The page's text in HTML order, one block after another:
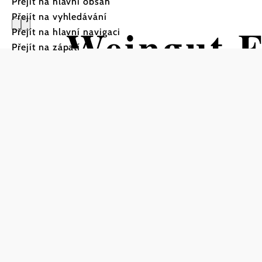
Přejít na vyhledávání
Přejít na hlavní navigaci
Přejít na zápatíWeingut